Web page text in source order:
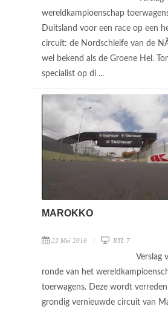
wereldkampioenschap
Duitsland voor een race op een
circuit: de Nordschleife van de
wel bekend als de Groene Hel.
specialist op di ...
MAROKKO
22 Mei 2016 RTL 7
Verslag
ronde van het
toerwagens. Deze wordt
grondig vernieuwde circuit van